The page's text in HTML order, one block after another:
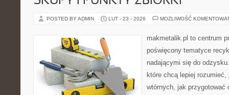
POSTED BY ADMIN LUT - 23 - 2026 MOŻLIWOŚĆ
makmetalik.pl to centrum
poświęcony tematyce
nadającymi się do
które chcą lepiej rozumieć,
wtórnych, jak przygotować